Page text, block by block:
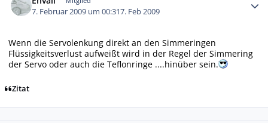
7. Februar 2009 um 00:317. Feb 2009
Wenn die Servolenkung direkt an den Simmeringen
Flüssigkeitsverlust aufweißt wird in der Regel der Simmering
der Servo oder auch die Teflonringe ....hinüber sein.
Zitat